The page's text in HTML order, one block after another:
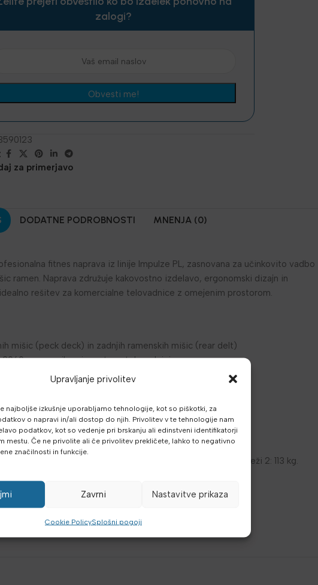
Upravljanje privolitev
najboljše izkušnje uporabljamo tehnologije, kot so piškotki, za
o napravi in/ali dostop do njih. Privolitev v te tehnologije nam
podatkov, kot so vedenje pri brskanju ali edinstveni identifikatorji
mestu. Če ne privolite ali če privolitev prekličete, lahko to negativno
značilnosti in funkcije.
Zavrni Nastavitve prikaza
Cookie PolicySplošni pogoji
zalogi?
za primerjavo
DODATNE PODROBNOSTI MNENJA (0)
fitnes naprava iz linije Impulze PL, zasnovana za učinkovito vadbo
ramen. Naprava združuje kakovostno izdelavo, ergonomski dizajn in
rešitev za komercialne telovadnice z omejenim prostorom.
mišic (peck deck) in zadnjih ramenskih mišic (rear delt)
2060 mm – prihrani prostor v telovadnici
različne ravni intenzivnosti
PL za komercialno uporabo
za vse uporabnike
vadbo
uporabo v klubskih telovadnicah
PL
x Š x V): 1365 x 1278 x 2060 mm, teža uteži 1: 77 kg, teža uteži 2: 113 kg.
PL9022 z navodili za pravilno uporabo in vzdrževanje.
konkurenčni ceni. Vključena dostava po Sloveniji.